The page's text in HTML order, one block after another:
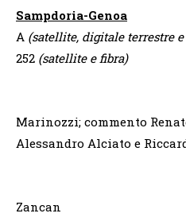
Sampdoria-Genoa
A (satellite, digitale terrestre
252 (satellite e fibra)
Marinozzi; commento
Alessandro Alciato e
Diretta
Zancan